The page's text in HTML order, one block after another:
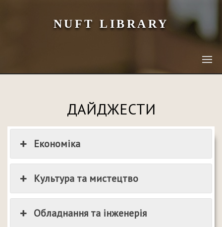
NUFT LIBRARY
ДАЙДЖЕСТИ
Економіка
Культура та мистецтво
Обладнання та інженерія